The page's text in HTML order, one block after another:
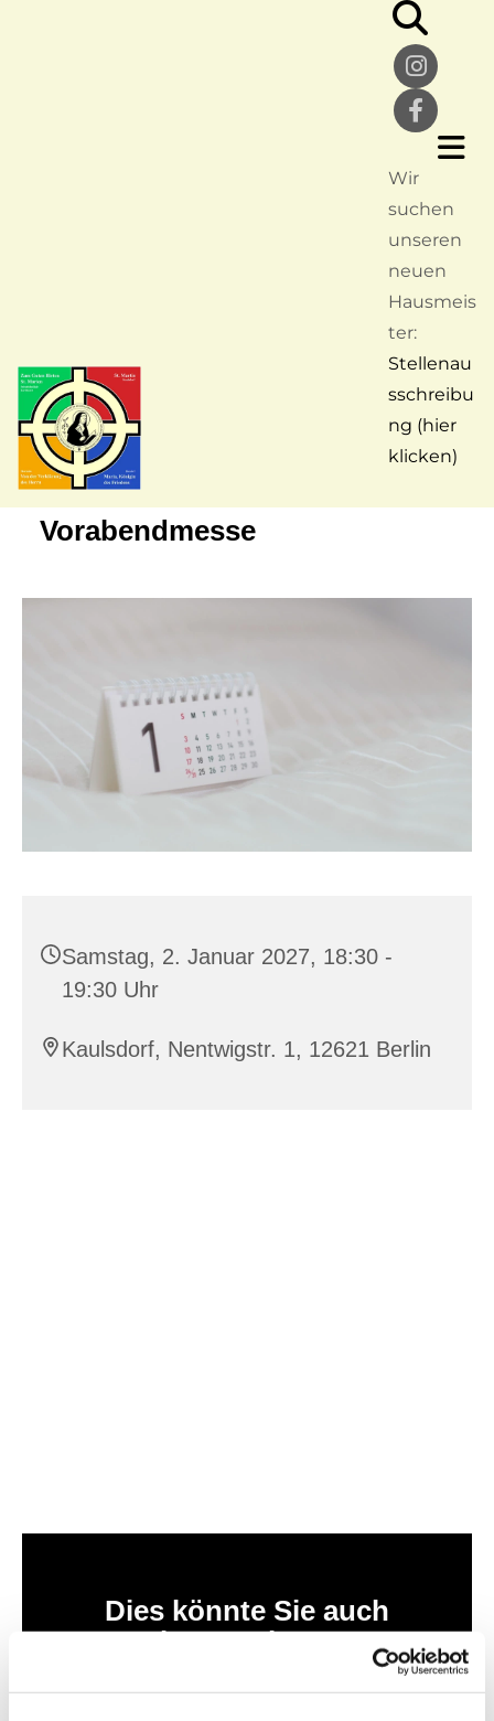
Wir
suchen
unseren
neuen
Hausmeis
ter:
Stellenau
sschreibu
ng (hier
klicken)
Vorabendmesse
Samstag, 2. Januar 2027, 18:30 -
19:30 Uhr
Kaulsdorf, Nentwigstr. 1, 12621 Berlin
Dies könnte Sie auch
interessieren